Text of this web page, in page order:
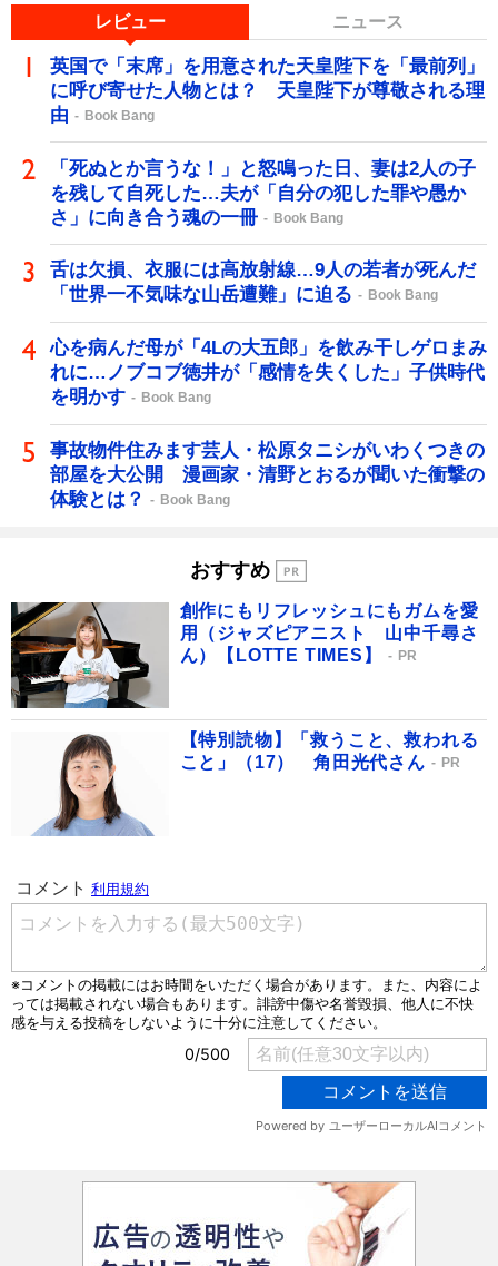
レビュー ニュース
英国で「末席」を用意された天皇陛下を「最前列」
に呼び寄せた人物とは？ 天皇陛下が尊敬される理
由
Book Bang
「死ぬとか言うな！」と怒鳴った日、妻は2人の子
を残して自死した…夫が「自分の犯した罪や愚か
さ」に向き合う魂の一冊
Book Bang
舌は欠損、衣服には高放射線…9人の若者が死んだ
「世界一不気味な山岳遭難」に迫る
Book Bang
心を病んだ母が「4Lの大五郎」を飲み干しゲロまみ
れに…ノブコブ徳井が「感情を失くした」子供時代
を明かす
Book Bang
事故物件住みます芸人・松原タニシがいわくつきの
部屋を大公開 漫画家・清野とおるが聞いた衝撃の
体験とは？
Book Bang
おすすめ
創作にもリフレッシュにもガムを愛
用（ジャズピアニスト 山中千尋さ
ん）【LOTTE TIMES】
PR
【特別読物】「救うこと、救われる
こと」（17） 角田光代さん
PR